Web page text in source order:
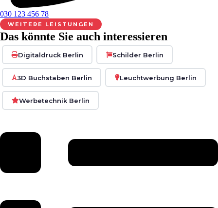
030 123 456 78
WEITERE LEISTUNGEN
Das könnte Sie auch interessieren
Digitaldruck Berlin Schilder Berlin
3D Buchstaben Berlin Leuchtwerbung Berlin
Werbetechnik Berlin